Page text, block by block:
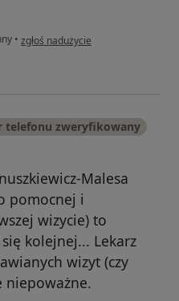
• w opinii użytkownika Daniela
zgłoś nadużycie
telefonu zweryfikowany
Malesa
pomocnej i
wizycie) to
kolejnej... Lekarz
wizyt (czy
niepoważne.